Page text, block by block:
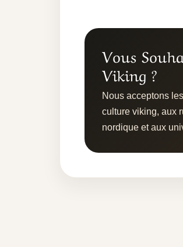
Vous
Viking ?
Nous acceptons
culture viking, aux
nordique et aux